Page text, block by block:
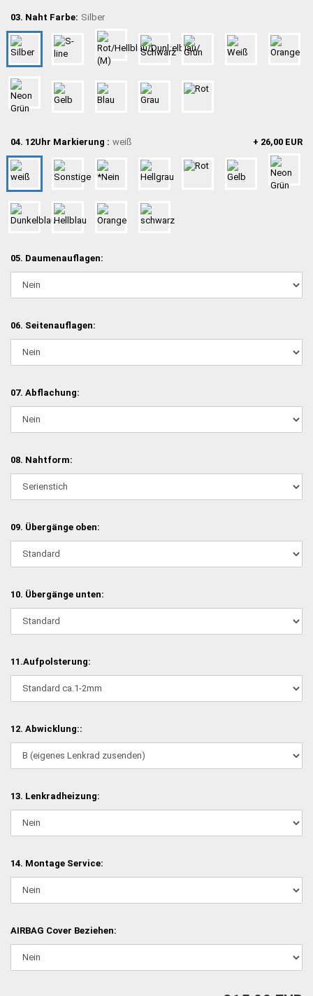
03. Naht Farbe: Silber
04. 12Uhr Markierung : weiß + 26,00 EUR
05. Daumenauflagen:
06. Seitenauflagen:
07. Abflachung:
08. Nahtform:
09. Übergänge oben:
10. Übergänge unten:
11.Aufpolsterung:
12. Abwicklung::
13. Lenkradheizung:
14. Montage Service:
AIRBAG Cover Beziehen: